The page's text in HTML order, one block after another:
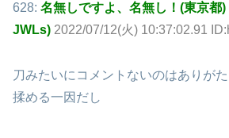
628: 名無しですよ、名無し！(東京都)
JWLs) 2022/07/12(火) 10:37:02.91
刀みたいにコメントないのはありが
揉める一因だし